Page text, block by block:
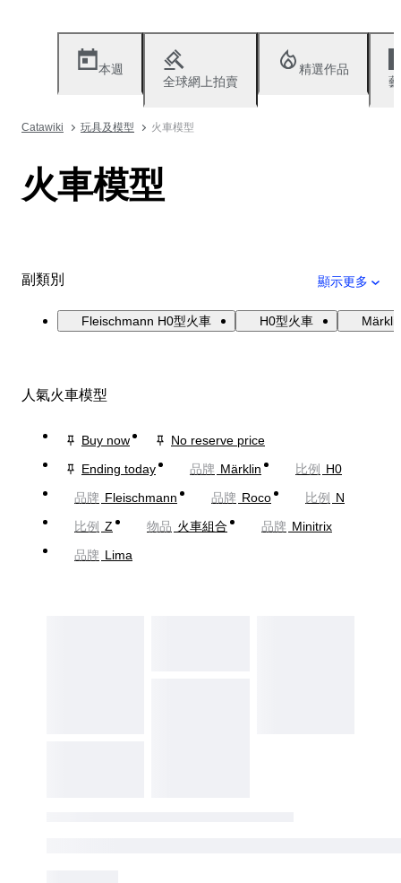
本週
全球網上拍賣
精選作品
Catawiki 玩具及模型 火車模型
火車模型
副類別 顯示更多
Fleischmann H0型火車 H0型火車
人氣火車模型
Buy now
No reserve price
Ending today
品牌 Märklin 比例
H0
品牌 Fleischmann 品牌 Roco 比例
N
比例 Z 物品 火車組合 品牌 Minitrix
品牌 Lima